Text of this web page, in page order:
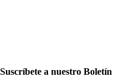
Suscríbete a nuestro Boletín